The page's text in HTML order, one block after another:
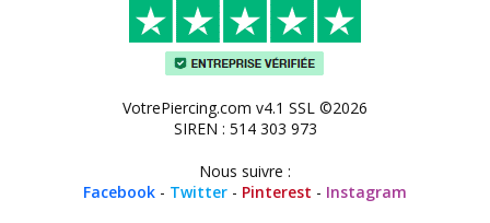
VotrePiercing.com v4.1 SSL ©2026
SIREN : 514 303 973
Nous suivre :
Facebook - Twitter - Pinterest - Instagram